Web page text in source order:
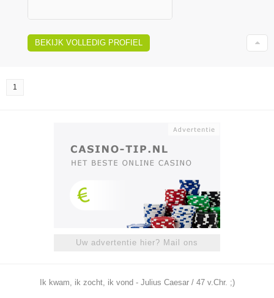
BEKIJK VOLLEDIG PROFIEL
1
Uw advertentie hier? Mail ons
Ik kwam, ik zocht, ik vond - Julius Caesar / 47 v.Chr. ;)